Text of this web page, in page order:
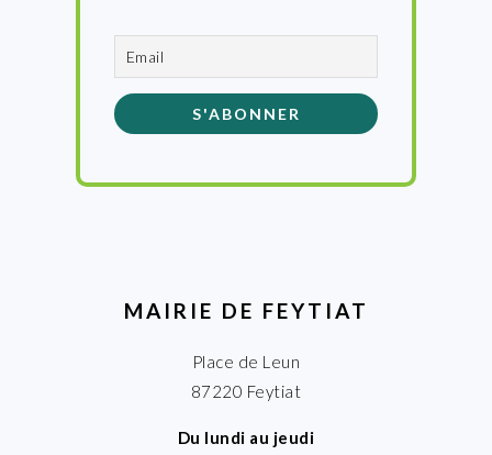
MAIRIE DE FEYTIAT
Place de Leun
87220 Feytiat
Du lundi au jeudi